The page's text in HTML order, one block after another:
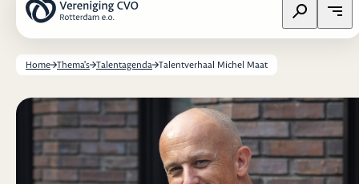
Zoeken op
Home Thema's Talentagenda Talentverhaal Michel Maat